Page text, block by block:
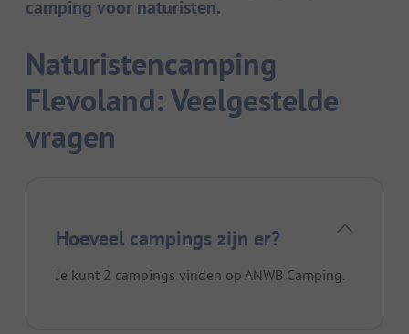
camping voor naturisten.
Naturistencamping
Flevoland: Veelgestelde
vragen
Hoeveel campings zijn er?
Je kunt 2 campings vinden op ANWB Camping.